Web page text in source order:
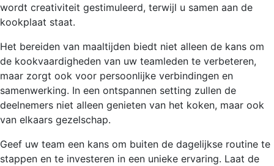
wordt creativiteit gestimuleerd, terwijl u samen aan de
kookplaat staat.
Het bereiden van maaltijden biedt niet alleen de kans om
de kookvaardigheden van uw teamleden te verbeteren,
maar zorgt ook voor persoonlijke verbindingen en
samenwerking. In een ontspannen setting zullen de
deelnemers niet alleen genieten van het koken, maar ook
van elkaars gezelschap.
Geef uw team een kans om buiten de dagelijkse routine te
stappen en te investeren in een unieke ervaring. Laat de